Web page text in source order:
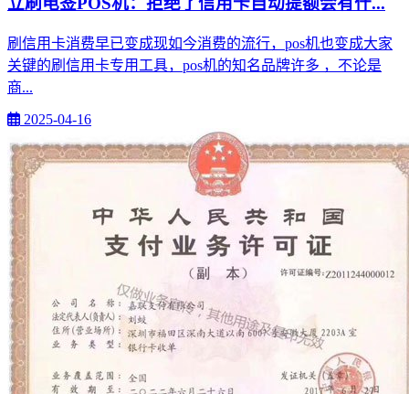
刷信用卡消费早已变成现如今消费的流行，pos机也变成大家
关键的刷信用卡专用工具，pos机的知名品牌许多 ，不论是
商...
2025-04-16